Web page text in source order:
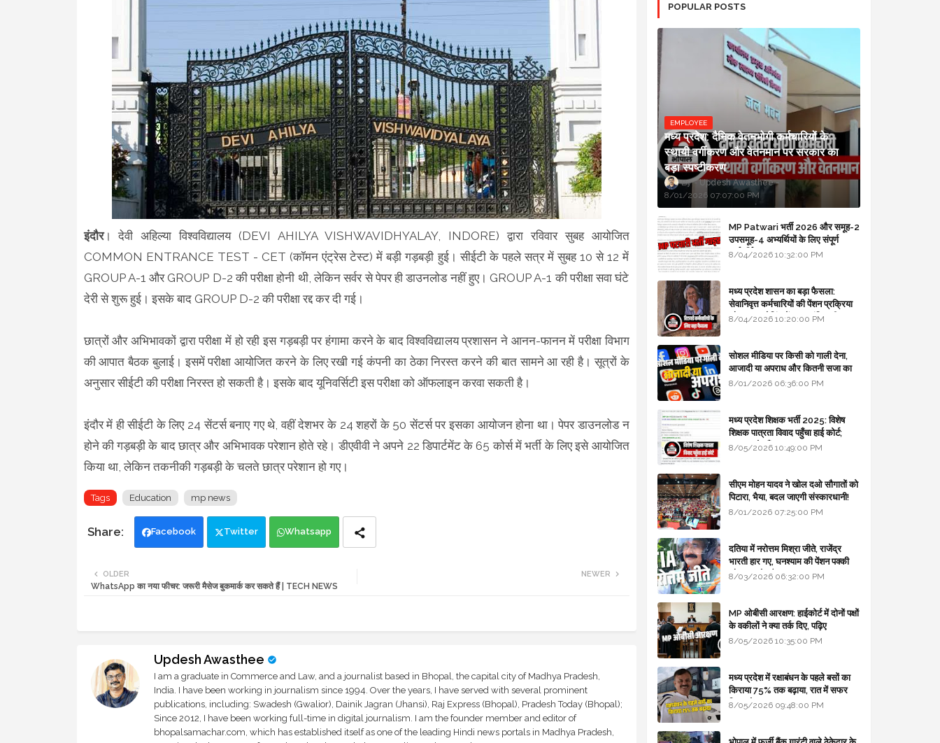
इंदौर। देवी अहिल्या विश्वविद्यालय (DEVI AHILYA VISHWAVIDHYALAY, INDORE) द्वारा रविवार सुबह आयोजित
COMMON ENTRANCE TEST - CET (कॉमन एंट्रेस टेस्ट) में बड़ी गड़बड़ी हुई। सीईटी के पहले सत्र में सुबह 10 से 12 में
GROUP A-1 और GROUP D-2 की परीक्षा होनी थी, लेकिन सर्वर से पेपर ही डाउनलोड नहीं हुए। GROUP A-1 की परीक्षा सवा घंटे
देरी से शुरू हुई। इसके बाद GROUP D-2 की परीक्षा रद्द कर दी गई।
छात्रों और अभिभावकों द्वारा परीक्षा में हो रही इस गड़बड़ी पर हंगामा करने के बाद विश्वविद्यालय प्रशासन ने आनन-फानन में परीक्षा विभाग
की आपात बैठक बुलाई। इसमें परीक्षा आयोजित करने के लिए रखी गई कंपनी का ठेका निरस्त करने की बात सामने आ रही है। सूत्रों के
अनुसार सीईटी की परीक्षा निरस्त हो सकती है। इसके बाद यूनिवर्सिटी इस परीक्षा को ऑफलाइन करवा सकती है।
इंदौर में ही सीईटी के लिए 24 सेंटर्स बनाए गए थे, वहीं देशभर के 24 शहरों के 50 सेंटर्स पर इसका आयोजन होना था। पेपर डाउनलोड न
होने की गड़बड़ी के बाद छात्र और अभिभावक परेशान होते रहे। डीएवीवी ने अपने 22 डिपार्टमेंट के 65 कोर्स में भर्ती के लिए इसे आयोजित
किया था, लेकिन तकनीकी गड़बड़ी के चलते छात्र परेशान हो गए।
Tags Education mp news
Facebook Twitter Whatsapp
NEWER
OLDER
WhatsApp का नया फीचर: जरूरी मैसेज बुकमार्क कर सकते हैं | TECH NEWS
Updesh Awasthee
I am a graduate in Commerce and Law, and a journalist based in Bhopal, the capital city of Madhya Pradesh,
India. I have been working in journalism since 1994. Over the years, I have served with several prominent
publications, including: Swadesh (Gwalior), Dainik Jagran (Jhansi), Raj Express (Bhopal), Pradesh Today (Bhopal);
Since 2012, I have been working full-time in digital journalism. I am the founder member and editor of
bhopalsamachar.com, which has established itself as one of the leading Hindi news portals in Madhya Pradesh,
POPULAR POSTS
EMPLOYEE
मध्य प्रदेश: दैनिक वेतनभोगी कर्मचारियों के
स्थायी वर्गीकरण और वेतनमान पर सरकार का
बड़ा स्पष्टीकरण
Updesh Awasthee
8/01/2026 07:07:00 PM
MP Patwari भर्ती 2026 और समूह-2
उपसमूह-4 अभ्यर्थियों के लिए संपूर्ण
मार्गदर्शिका
8/04/2026 10:32:00 PM
मध्य प्रदेश शासन का बड़ा फैसला:
सेवानिवृत्त कर्मचारियों की पेंशन प्रक्रिया
और बजट कोडिंग में हुए क्रांतिकारी
8/04/2026 10:20:00 PM
सोशल मीडिया पर किसी को गाली देना,
आजादी या अपराध और कितनी सजा का
प्रावधान - free legal advice
8/01/2026 06:36:00 PM
मध्य प्रदेश शिक्षक भर्ती 2025: विशेष
शिक्षक पात्रता विवाद पहुँचा हाई कोर्ट;
सरकार से माँगा जवाब
8/05/2026 10:49:00 PM
सीएम मोहन यादव ने खोल दओ सौगातों को
पिटारा, भैया, बदल जाएगी संस्कारधानी!
8/01/2026 07:25:00 PM
दतिया में नरोत्तम मिश्रा जीते, राजेंद्र
भारती हार गए, घनश्याम की पेंशन पक्की
और आशुतोष बैक टू...
8/03/2026 06:32:00 PM
MP ओबीसी आरक्षण: हाईकोर्ट में दोनों पक्षों
के वकीलों ने क्या तर्क दिए, पढ़िए
8/05/2026 10:35:00 PM
मध्य प्रदेश में रक्षाबंधन के पहले बसों का
किराया 75% तक बढ़ाया, रात में सफर
किया तो 10% एक्स्ट्रा
8/05/2026 09:48:00 PM